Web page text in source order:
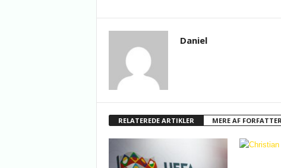
Daniel
RELATEREDE ARTIKLER MERE AF